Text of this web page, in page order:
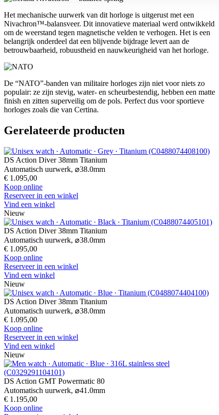
Het mechanische uurwerk van dit horloge is uitgerust met een
Nivachron™-balansveer. Dit innovatieve materiaal werd ontwikkeld
om de weerstand tegen magnetische velden te verhogen. Het is een
belangrijk onderdeel dat een blijvende bijdrage levert aan de
betrouwbaarheid, robuustheid en nauwkeurigheid van het horloge.
De “NATO”-banden van militaire horloges zijn niet voor niets zo
populair: ze zijn stevig, water- en scheurbestendig, hebben een matte
finish en zitten superveilig om de pols. Perfect dus voor sportieve
horloges zoals die van Certina.
Gerelateerde producten
DS Action Diver 38mm Titanium
Automatisch uurwerk, ⌀38.0mm
€ 1.095,00
Koop online
Reserveer in een winkel
Vind een winkel
Nieuw
DS Action Diver 38mm Titanium
Automatisch uurwerk, ⌀38.0mm
€ 1.095,00
Koop online
Reserveer in een winkel
Vind een winkel
Nieuw
DS Action Diver 38mm Titanium
Automatisch uurwerk, ⌀38.0mm
€ 1.095,00
Koop online
Reserveer in een winkel
Vind een winkel
Nieuw
DS Action GMT Powermatic 80
Automatisch uurwerk, ⌀41.0mm
€ 1.195,00
Koop online